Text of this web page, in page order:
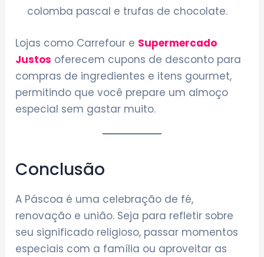
colomba pascal e trufas de chocolate.
Lojas como Carrefour e Supermercado
Justos oferecem cupons de desconto para
compras de ingredientes e itens gourmet,
permitindo que você prepare um almoço
especial sem gastar muito.
Conclusão
A Páscoa é uma celebração de fé,
renovação e união. Seja para refletir sobre
seu significado religioso, passar momentos
especiais com a família ou aproveitar as